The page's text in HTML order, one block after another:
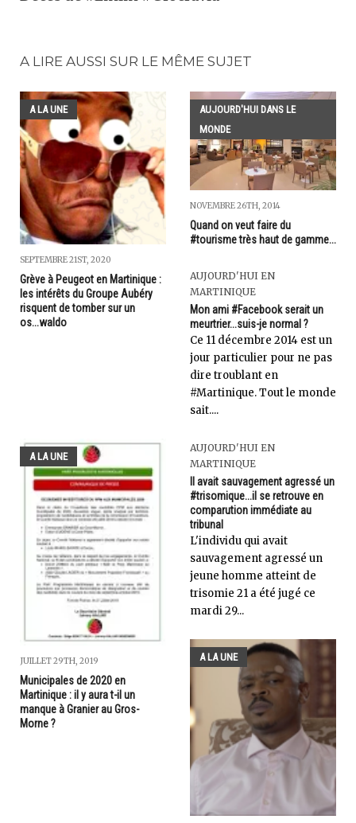
A LIRE AUSSI SUR LE MÊME SUJET
A LA UNE
SEPTEMBRE 21ST, 2020
Grève à Peugeot en Martinique :
les intérêts du Groupe Aubéry
risquent de tomber sur un
os...waldo
AUJOURD'HUI DANS LE
MONDE
NOVEMBRE 26TH, 2014
Quand on veut faire du
#tourisme très haut de gamme...
AUJOURD'HUI EN
MARTINIQUE
Mon ami #Facebook serait un
meurtrier...suis-je normal ?
Ce 11 décembre 2014 est un
jour particulier pour ne pas
dire troublant en
#Martinique. Tout le monde
sait....
A LA UNE
JUILLET 29TH, 2019
Municipales de 2020 en
Martinique : il y aura t-il un
manque à Granier au Gros-
Morne ?
AUJOURD'HUI EN
MARTINIQUE
Il avait sauvagement agressé un
#trisomique...il se retrouve en
comparution immédiate au
tribunal
L'individu qui avait
sauvagement agressé un
jeune homme atteint de
trisomie 21 a été jugé ce
mardi 29...
A LA UNE